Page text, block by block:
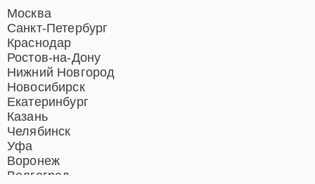
Москва
Санкт-Петербург
Краснодар
Ростов-на-Дону
Нижний Новгород
Новосибирск
Екатеринбург
Казань
Челябинск
Уфа
Воронеж
Волгоград
Ремонт домашних
кинотеатров
Ремонт микрофонов
Ремонт акустических
систем